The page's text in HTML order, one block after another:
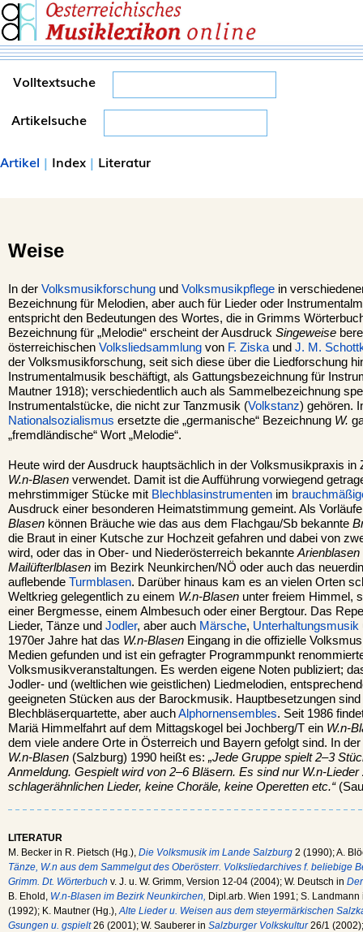
Volltextsuche
Artikelsuche
Artikel | Index | Literatur
Weise
In der Volksmusikforschung und Volksmusikpflege in
Bezeichnung für Melodien, aber auch für Lieder oder
entspricht den Bedeutungen des Wortes, die in Grimms
Bezeichnung für „Melodie“ erscheint der Ausdruck Singeweise
österreichischen Volksliedsammlung von F. Ziska und J. M.
der Volksmusikforschung, seit sich diese über die Liedforschung
Instrumentalmusik beschäftigt, als Gattungsbezeichnung für
Mautner 1918); verschiedentlich auch als Sammelbezeichnung
Instrumentalstücke, die nicht zur Tanzmusik (Volkstanz) gehören.
Nationalsozialismus ersetzte die „germanische“ Bezeichnung W.
„fremdländische“ Wort „Melodie“.
Heute wird der Ausdruck hauptsächlich in der Volksmusikpraxis in
W.n-Blasen verwendet. Damit ist die Aufführung vorwiegend
mehrstimmiger Stücke mit Blechblasinstrumenten im
Ausdruck einer besonderen Heimatstimmung gemeint. Als
Blasen können Bräuche wie das aus dem Flachgau/Sb bekannte
die Braut in einer Kutsche zur Hochzeit gefahren und dabei von
wird, oder das in Ober- und Niederösterreich bekannte Arienblasen
Mailüfterlblasen im Bezirk Neunkirchen/NÖ oder auch das
auflebende Turmblasen. Darüber hinaus kam es an vielen Orten
Weltkrieg gelegentlich zu einem W.n-Blasen unter freiem Himmel,
einer Bergmesse, einem Almbesuch oder einer Bergtour. Das
Lieder, Tänze und Jodler, aber auch Märsche, Unterhaltungsmusik
1970er Jahre hat das W.n-Blasen Eingang in die offizielle
Medien gefunden und ist ein gefragter Programmpunkt
Volksmusikveranstaltungen. Es werden eigene Noten publiziert;
Jodler- und (weltlichen wie geistlichen) Liedmelodien,
geeigneten Stücken aus der Barockmusik. Hauptbesetzungen
Blechbläserquartette, aber auchAlphornensembles. Seit 1986
Mariä Himmelfahrt auf dem Mittagskogel bei Jochberg/T ein W.n-
dem viele andere Orte in Österreich und Bayern gefolgt sind. In
W.n-Blasen (Salzburg) 1990 heißt es: „Jede Gruppe spielt 2–3
Anmeldung. Gespielt wird von 2–6 Bläsern. Es sind nur W.n-
schlagerähnlichen Lieder, keine Choräle, keine Operetten etc.“
LITERATUR
M. Becker in R. Pietsch (Hg.), Die Volksmusik im Lande Salzburg 2 (1990); A.
Tänze, W.n aus dem Sammelgut des Oberösterr. Volksliedarchives f. beliebige
Grimm. Dt. Wörterbuch v. J. u. W. Grimm, Version 12-04 (2004); W. Deutsch in
B. Ehold, W.n-Blasen im Bezirk Neunkirchen, Dipl.arb. Wien 1991; S.
(1992); K. Mautner (Hg.), Alte Lieder u. Weisen aus dem steyermärkischen
Gsungen u. gspielt26 (2001); W. Sauberer in Salzburger Volkskultur26/1